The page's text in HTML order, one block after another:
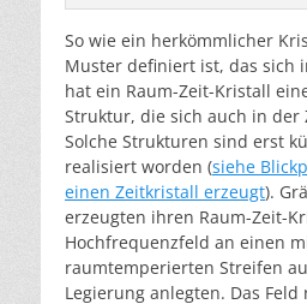
So wie ein herkömmlicher
Muster definiert ist, das sich
hat ein Raum-Zeit-Kristall
Struktur, die sich auch in der
Solche Strukturen sind erst
realisiert worden (siehe
einen Zeitkristall erzeugt).
erzeugten ihren Raum-Zeit-
Hochfrequenzfeld an einen
raumtemperierten Streifen
Legierung anlegten. Das